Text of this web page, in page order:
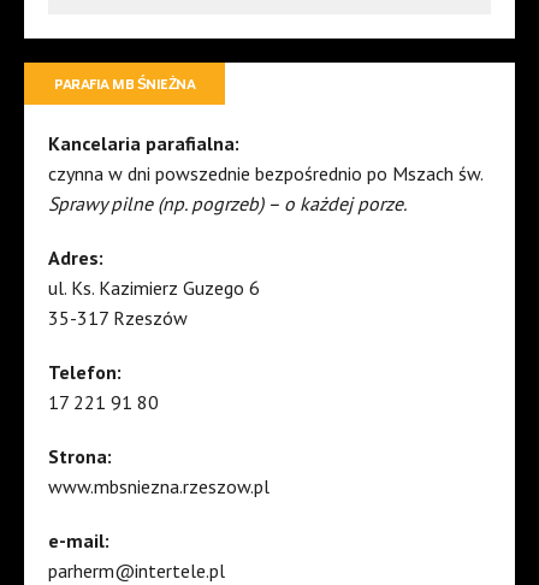
PARAFIA MB ŚNIEŻNA
Kancelaria parafialna:
czynna w dni powszednie bezpośrednio po Mszach św.
Sprawy pilne (np. pogrzeb) – o każdej porze.
Adres:
ul. Ks. Kazimierz Guzego 6
35-317 Rzeszów
Telefon:
17 221 91 80
Strona:
www.mbsniezna.rzeszow.pl
e-mail:
parherm@intertele.pl